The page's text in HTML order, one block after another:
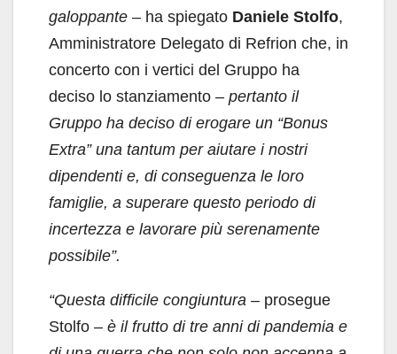
galoppante – ha spiegato Daniele Stolfo,
Amministratore Delegato di Refrion che, in
concerto con i vertici del Gruppo ha
deciso lo stanziamento – pertanto il
Gruppo ha deciso di erogare un “Bonus
Extra” una tantum per aiutare i nostri
dipendenti e, di conseguenza le loro
famiglie, a superare questo periodo di
incertezza e lavorare più serenamente
possibile”.
“Questa difficile congiuntura – prosegue
Stolfo – è il frutto di tre anni di pandemia e